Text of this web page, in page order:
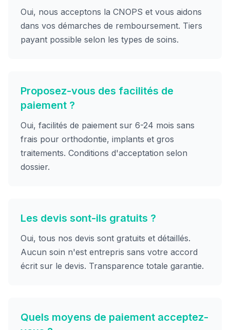
Oui, nous acceptons la CNOPS et vous aidons
dans vos démarches de remboursement. Tiers
payant possible selon les types de soins.
Proposez-vous des facilités de
paiement ?
Oui, facilités de paiement sur 6-24 mois sans
frais pour orthodontie, implants et gros
traitements. Conditions d'acceptation selon
dossier.
Les devis sont-ils gratuits ?
Oui, tous nos devis sont gratuits et détaillés.
Aucun soin n'est entrepris sans votre accord
écrit sur le devis. Transparence totale garantie.
Quels moyens de paiement acceptez-